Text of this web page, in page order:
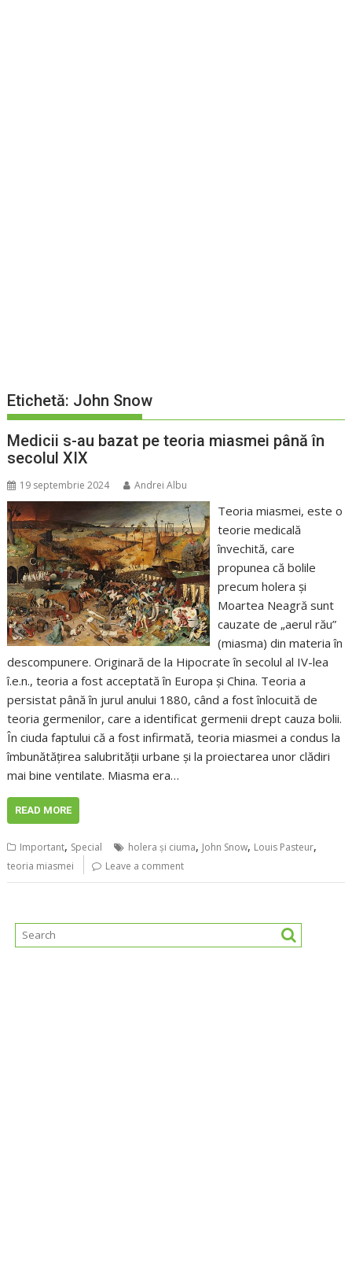
Etichetă: John Snow
Medicii s-au bazat pe teoria miasmei până în
secolul XIX
19 septembrie 2024 Andrei Albu
Teoria miasmei, este o
teorie medicală
învechită, care
propunea că bolile
precum holera și
Moartea Neagră sunt
cauzate de „aerul rău”
(miasma) din materia în
descompunere. Originară de la Hipocrate în secolul al IV-lea
î.e.n., teoria a fost acceptată în Europa și China. Teoria a
persistat până în jurul anului 1880, când a fost înlocuită de
teoria germenilor, care a identificat germenii drept cauza bolii.
În ciuda faptului că a fost infirmată, teoria miasmei a condus la
îmbunătățirea salubrității urbane și la proiectarea unor clădiri
mai bine ventilate. Miasma era…
READ MORE
Important, Special holera și ciuma, John Snow, Louis Pasteur,
teoria miasmei Leave a comment